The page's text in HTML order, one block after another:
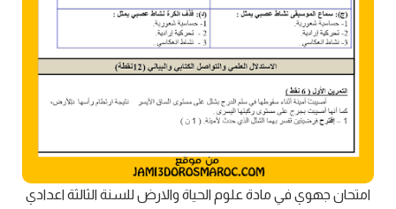
امتحان جهوي في مادة علوم الحياة والارض للسنة الثالثة اعدادي